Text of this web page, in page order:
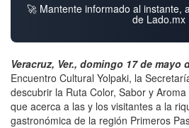
🚀 Mantente informado al instante,
de Lado.mx
Veracruz, Ver., domingo 17 de mayo
Encuentro Cultural Yolpaki, la
descubrir la Ruta Color, Sabor y
que acerca a las y los visitantes a la
gastronómica de la región Primeros